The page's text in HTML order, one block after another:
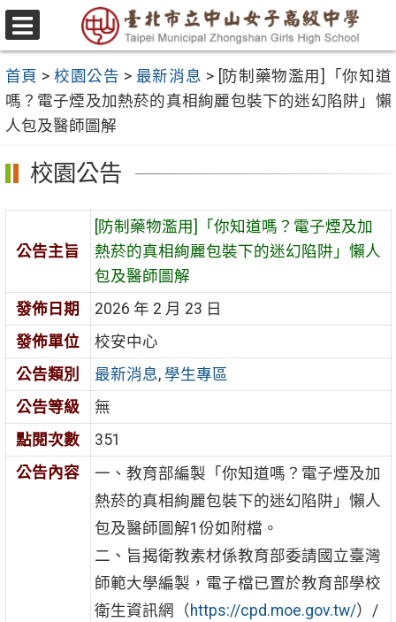
跳
至
要
內
容
區
選
單
首頁 >校園公告 > 最新消息 > [防制藥物濫用]「你知道
嗎？電子煙及加熱菸的真相絢麗包裝下的迷幻陷阱」懶
人包及醫師圖解
校園公告
公告主旨
[防制藥物濫用]「你知道嗎？電子煙及加
熱菸的真相絢麗包裝下的迷幻陷阱」懶人
包及醫師圖解
發佈日期
2026 年 2 月 23 日
發佈單位
校安中心
公告類別
最新消息, 學生專區
公告等級
無
點閱次數
351
公告內容
一、教育部編製「你知道嗎？電子煙及加
熱菸的真相絢麗包裝下的迷幻陷阱」懶人
包及醫師圖解1份如附檔。
二、旨揭衛教素材係教育部委請國立臺灣
師範大學編製，電子檔已置於教育部學校
衛生資訊網（ https://cpd.moe.gov.tw/）/